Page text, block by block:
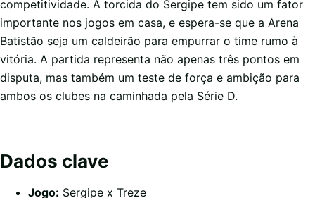
competitividade. A torcida do Sergipe tem sido um fator
importante nos jogos em casa, e espera-se que a Arena
Batistão seja um caldeirão para empurrar o time rumo à
vitória. A partida representa não apenas três pontos em
disputa, mas também um teste de força e ambição para
ambos os clubes na caminhada pela Série D.
Dados clave
Jogo: Sergipe x Treze